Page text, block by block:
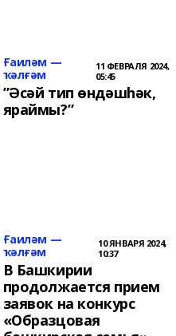
Ғаиләм —
ҡәлғәм
11 ФЕВРАЛЯ 2024,
05:45
”Әсәй тип өндәшһәк,
яраймы?”
Ғаиләм —
ҡәлғәм
10 ЯНВАРЯ 2024,
10:37
В Башкирии
продолжается прием
заявок на конкурс
«Образцовая